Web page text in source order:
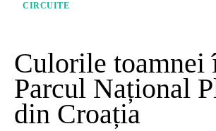
CIRCUITE
Culorile toamnei
Parcul Național
din Croația